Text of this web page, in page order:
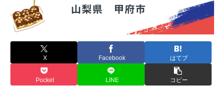
X Facebook はてブ
Pocket LINE コピー